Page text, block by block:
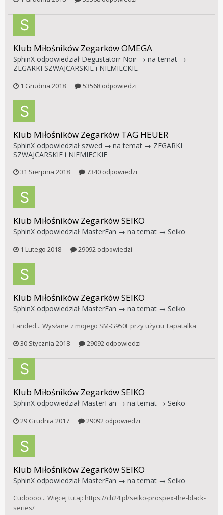
Klub Miłośników Zegarków OMEGA
SphinX odpowiedział Degustatorr Noir → na temat →
ZEGARKI SZWAJCARSKIE i NIEMIECKIE
1 Grudnia 2018 53568 odpowiedzi
Klub Miłośników Zegarków TAG HEUER
SphinX odpowiedział szwed → na temat → ZEGARKI
SZWAJCARSKIE i NIEMIECKIE
31 Sierpnia 2018 7340 odpowiedzi
Klub Miłośników Zegarków SEIKO
SphinX odpowiedział MasterFan → na temat → Seiko
1 Lutego 2018 29092 odpowiedzi
Klub Miłośników Zegarków SEIKO
SphinX odpowiedział MasterFan → na temat → Seiko
Landed... Wysłane z mojego SM-G950F przy użyciu Tapatalka
30 Stycznia 2018
29092 odpowiedzi
Klub Miłośników Zegarków SEIKO
SphinX odpowiedział MasterFan → na temat → Seiko
29 Grudnia 2017 29092 odpowiedzi
Klub Miłośników Zegarków SEIKO
SphinX odpowiedział MasterFan → na temat → Seiko
Cudoooo... Więcej tutaj: https://ch24.pl/seiko-prospex-the-black-
series/